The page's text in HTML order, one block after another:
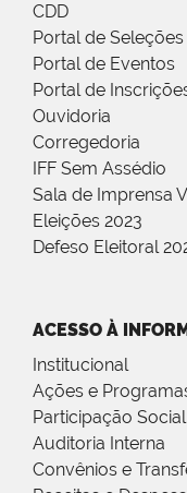
CDD
Portal de Seleções
Portal de Eventos
Portal de
Ouvidoria
Corregedoria
IFF Sem Assédio
Sala de Imprensa
Eleições 2023
Defeso Eleitoral
ACESSO À
Institucional
Ações e
Participação Social
Auditoria Interna
Convênios e